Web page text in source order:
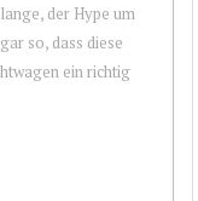
der Hype um
so, dass diese
ein richtig